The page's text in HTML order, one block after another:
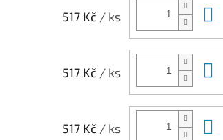
517 Kč / ks
517 Kč / ks
517 Kč / ks